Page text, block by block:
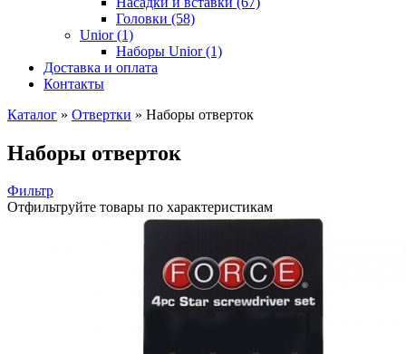
Головки (58)
Unior (1)
Наборы Unior (1)
Доставка и оплата
Контакты
Каталог » Отвертки » Наборы отверток
Наборы отверток
Фильтр
Отфильтруйте товары по характеристикам